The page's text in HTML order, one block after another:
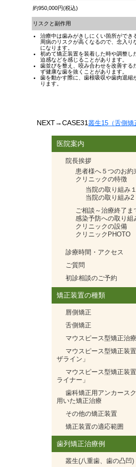
約950,000円(税込)
リスクと副作用
治療中は歯みがきしにくい箇所ができ
周病のリスクが高くなるので、念入り
になります。
初めて矯正装置を装着した時や調整し
迫感などを感じることがあります。
歯並びを整え、咬み合わせを改善する
ず健康な歯を抜くことがあります。
歯を動かす際に、歯根吸収や歯肉退縮
ります。
NEXT→CASE31叢生15（舌側矯
医院案内
院長挨拶
患者様へ５つのお約
クリニックの特徴
当院の取り組み１
当院の取り組み2
ご相談～治療終了ま
感染予防への取り組
クリニックの設備
クリニックPHOTO
診療時間・アクセス
ご質問
初診相談のご予約
矯正装置の種類
唇側矯正
舌側矯正
マウスピース型矯正治療
マウスピース型矯正装
ザライン」
マウスピース型矯正装
ライナー」
歯科矯正用アンカース
用いた矯正治療
その他の矯正装置
矯正装置の適応範囲
歯列矯正治療例
叢生(八重歯、歯の凸凹)